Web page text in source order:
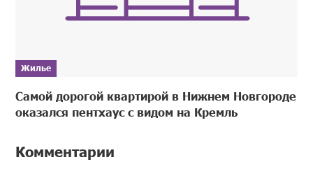
Жилье
Самой дорогой квартирой в Нижнем Новгороде
оказался пентхаус с видом на Кремль
Комментарии